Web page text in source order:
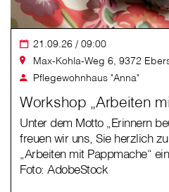
21.09.26 / 09:00
Max-Kohla-Weg 6, 9372
Pflegewohnhaus "Anna"
Workshop „Arbeiten
Unter dem Motto „Erinnern
freuen wir uns, Sie herzlich
„Arbeiten mit Pappmache“
Foto: AdobeStock